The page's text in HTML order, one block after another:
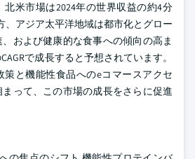
米市場は2024年の世界収益の約4分
、アジア太平洋地域は都市化とグロー
および健康的な食事への傾向の高ま
で成長すると予想されています。
策と機能性食品へのeコマースアクセ
って、この市場の成長をさらに促進